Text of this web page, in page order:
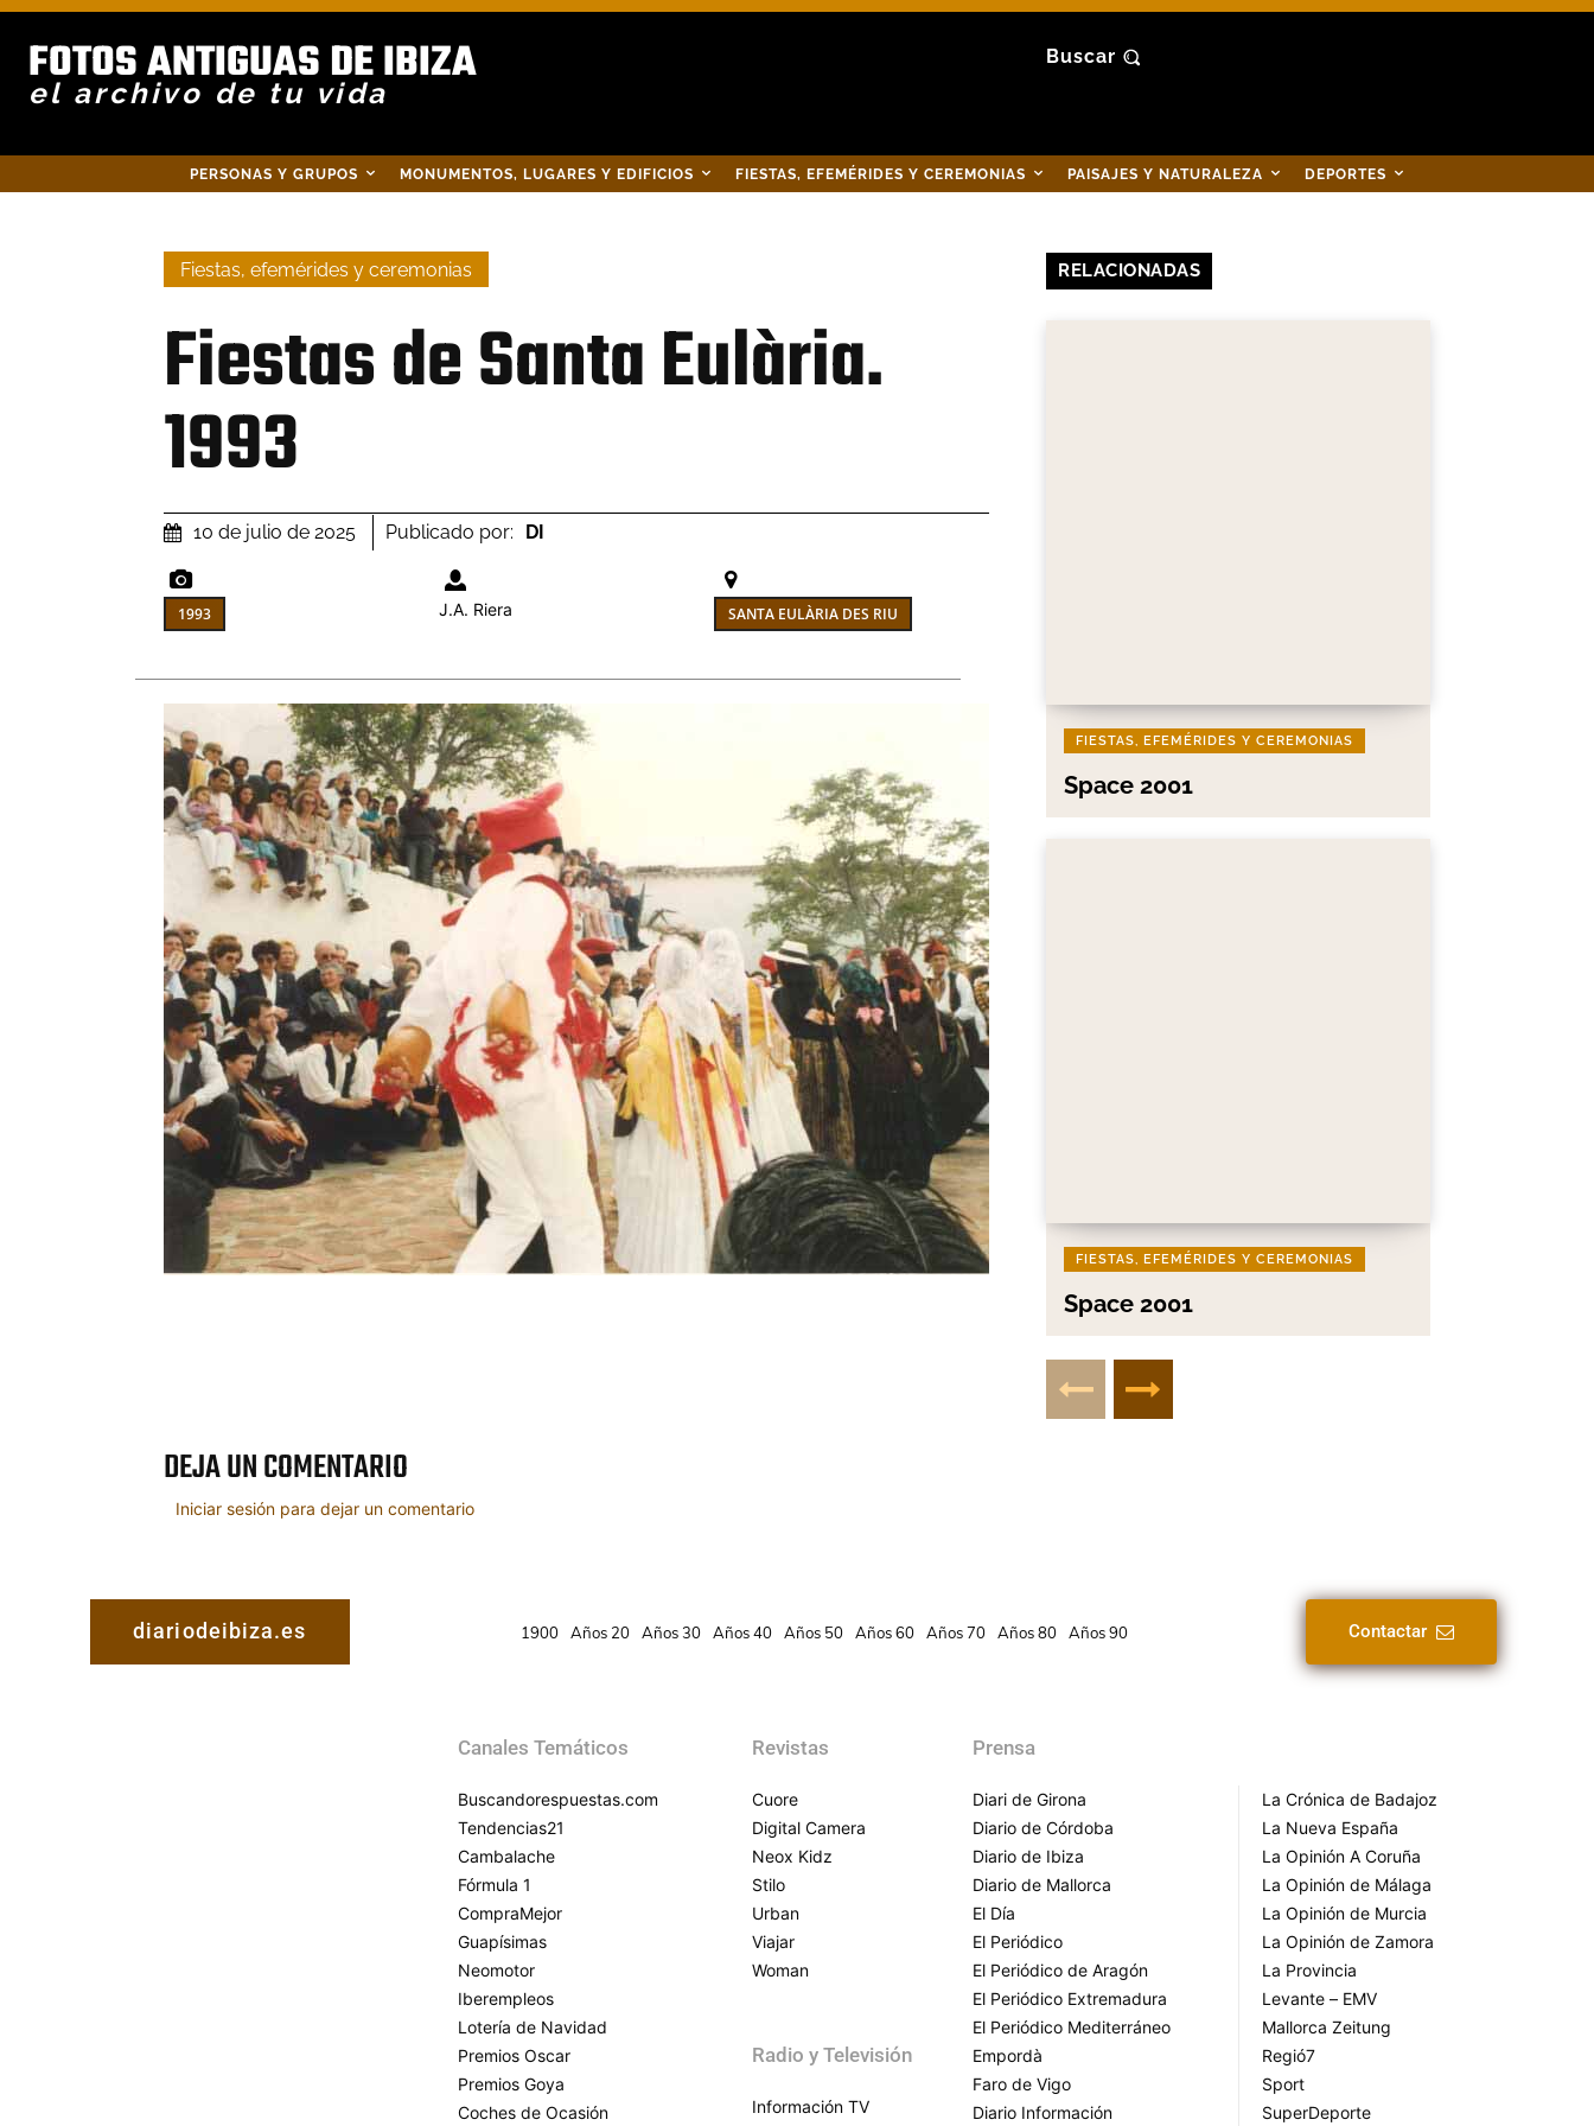
FOTOS ANTIGUAS DE IBIZA
el archivo de tu vida
Buscar
PERSONAS Y GRUPOS MONUMENTOS, LUGARES Y EDIFICIOS FIESTAS, EFEMÉRIDES Y CEREMONIAS PAISAJES Y NATURALEZA DEPORTES
Fiestas, efemérides y ceremonias
Fiestas de Santa Eulària.
1993
10 de julio de 2025 Publicado por: DI
1993 J.A. Riera SANTA EULÀRIA DES RIU
DEJA UN COMENTARIO
Iniciar sesión para dejar un comentario
RELACIONADAS
FIESTAS, EFEMÉRIDES Y CEREMONIAS
Space 2001
FIESTAS, EFEMÉRIDES Y CEREMONIAS
Space 2001
diariodeibiza.es 1900 Años 20 Años 30 Años 40 Años 50 Años 60 Años 70 Años 80 Años 90 Contactar
Canales Temáticos
Buscandorespuestas.com
Tendencias21
Cambalache
Fórmula 1
CompraMejor
Guapísimas
Neomotor
Iberempleos
Lotería de Navidad
Premios Oscar
Premios Goya
Coches de Ocasión
Revistas
Cuore
Digital Camera
Neox Kidz
Stilo
Urban
Viajar
Woman
Radio y Televisión
Información TV
Prensa
Diari de Girona
Diario de Córdoba
Diario de Ibiza
Diario de Mallorca
El Día
El Periódico
El Periódico de Aragón
El Periódico Extremadura
El Periódico Mediterráneo
Empordà
Faro de Vigo
Diario Información
La Crónica de Badajoz
La Nueva España
La Opinión A Coruña
La Opinión de Málaga
La Opinión de Murcia
La Opinión de Zamora
La Provincia
Levante – EMV
Mallorca Zeitung
Regió7
Sport
SuperDeporte